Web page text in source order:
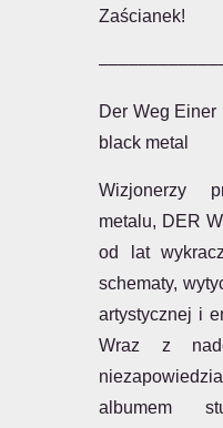
Zaścianek!
Der Weg
black metal
Wizjonerzy
metalu, DER
od lat
schematy,
artystycznej i
Wraz z
albumem